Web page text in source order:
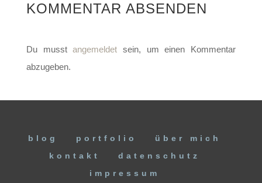
KOMMENTAR ABSENDEN
Du musstangemeldet sein, um einen Kommentar
abzugeben.
blog portfolio
über mich
kontakt
datenschutz
impressum